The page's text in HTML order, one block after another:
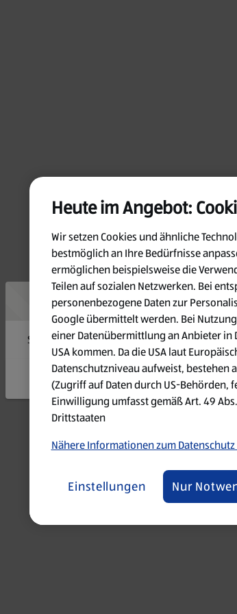
Something went wrong. Please try
Heute im Angebot:
Wir setzen Cookies und ähnliche
bestmöglich an Ihre Bedürfnisse
ermöglichen beispielsweise die
Teilen auf sozialen Netzwerken. Bei
personenbezogene Daten zur
Google übermittelt werden. Bei
einer Datenübermittlung an Anbieter
USA kommen. Da die USA laut
Datenschutzniveau aufweist,
(Zugriff auf Daten durch US-Behörden,
Einwilligung umfasst gemäß Art. 49
Drittstaaten
Nähere Informationen zum
Einstellungen Nur